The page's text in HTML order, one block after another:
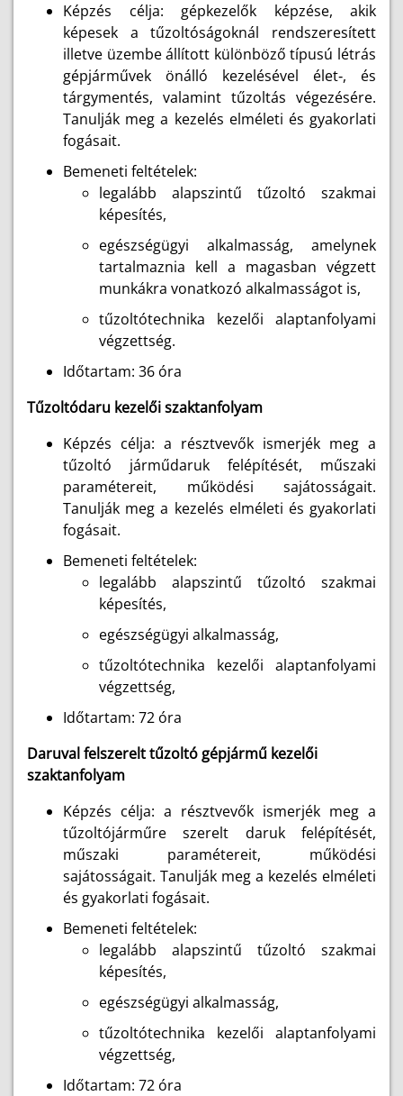
Képzés célja: gépkezelők képzése, akik
képesek a tűzoltóságoknál rendszeresített
illetve üzembe állított különböző típusú létrás
gépjárművek önálló kezelésével élet‑, és
tárgymentés, valamint tűzoltás végezésére.
Tanulják meg a kezelés elméleti és gyakorlati
fogásait.
Bemeneti feltételek:
legalább alapszintű tűzoltó szakmai
képesítés,
egészségügyi alkalmasság, amelynek
tartalmaznia kell a magasban végzett
munkákra vonatkozó alkalmasságot is,
tűzoltótechnika kezelői alaptanfolyami
végzettség.
Időtartam: 36 óra
Tűzoltódaru kezelői szaktanfolyam
Képzés célja: a résztvevők ismerjék meg a
tűzoltó járműdaruk felépítését, műszaki
paramétereit, működési sajátosságait.
Tanulják meg a kezelés elméleti és gyakorlati
fogásait.
Bemeneti feltételek:
legalább alapszintű tűzoltó szakmai
képesítés,
egészségügyi alkalmasság,
tűzoltótechnika kezelői alaptanfolyami
végzettség,
Időtartam: 72 óra
Daruval felszerelt tűzoltó gépjármű kezelői
szaktanfolyam
Képzés célja: a résztvevők ismerjék meg a
tűzoltójárműre szerelt daruk felépítését,
műszaki paramétereit, működési
sajátosságait. Tanulják meg a kezelés elméleti
és gyakorlati fogásait.
Bemeneti feltételek:
legalább alapszintű tűzoltó szakmai
képesítés,
egészségügyi alkalmasság,
tűzoltótechnika kezelői alaptanfolyami
végzettség,
Időtartam: 72 óra